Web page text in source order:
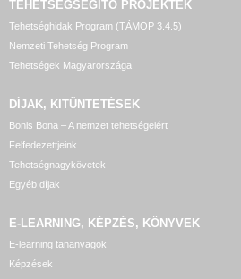
TEHETSÉGSEGÍTŐ PROJEKTEK
Tehetséghidak Program (TÁMOP 3.4.5)
Nemzeti Tehetség Program
Tehetségek Magyarországa
DÍJAK, KITÜNTETÉSEK
Bonis Bona – A nemzet tehetségeiért
Felfedezettjeink
Tehetségnagykövetek
Egyéb díjak
E-LEARNING, KÉPZÉS, KÖNYVEK
E-learning tananyagok
Képzések